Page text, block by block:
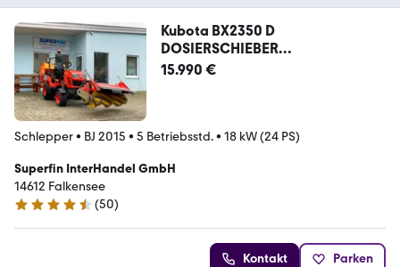
Kubota BX2350 D
DOSIERSCHIEBER
KEHRMASCHINE ADLER K 450
15.990 €
Schlepper• BJ 2015 • 5 Betriebsstd.• 18 kW (24 PS)
Superfin InterHandel GmbH
14612 Falkensee
4.5 Sterne
(50)
Kontakt Parken